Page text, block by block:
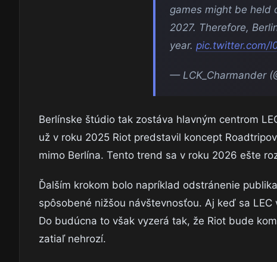
games might be held
2027. Therefore,
year. pic.twitter.com/
— LCK_Charmander
Berlínske štúdio tak zostáva hlavným centrom
už v roku 2025 Riot predstavil koncept
mimo Berlína. Tento trend sa v roku 2026 ešte
Ďalším krokom bolo napríklad odstránenie
spôsobené nižšou návštevnosťou. Aj keď sa
Do budúcna to však vyzerá tak, že Riot bude
zatiaľ nehrozí.